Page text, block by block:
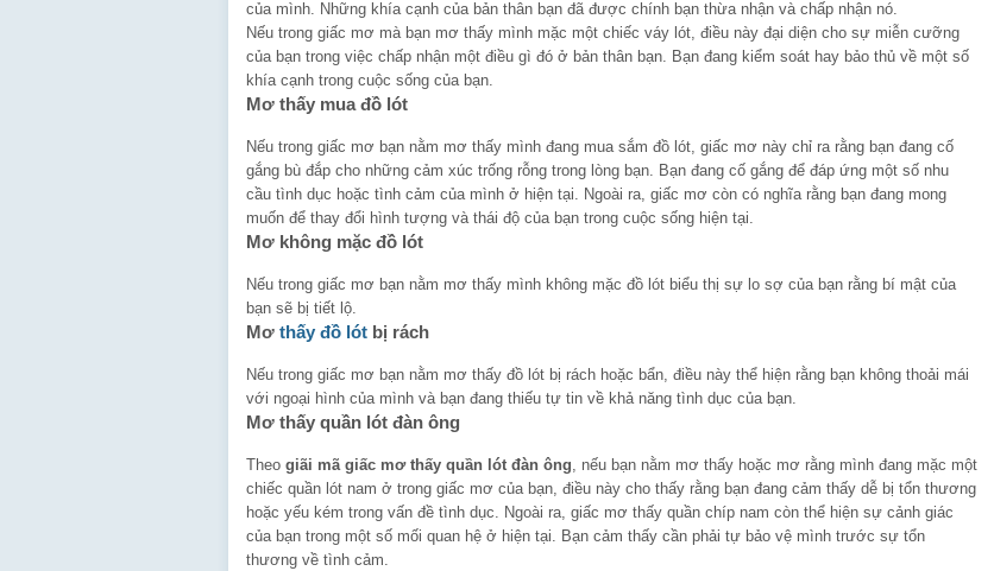
của mình. Những khía cạnh của bản thân bạn đã được chính bạn thừa nhận và chấp nhận nó.
Nếu trong giấc mơ mà bạn mơ thấy mình mặc một chiếc váy lót, điều này đại diện cho sự miễn cưỡng
của bạn trong việc chấp nhận một điều gì đó ở bản thân bạn. Bạn đang kiểm soát hay bảo thủ về một số
khía cạnh trong cuộc sống của bạn.
Mơ thấy mua đồ lót
Nếu trong giấc mơ bạn nằm mơ thấy mình đang mua sắm đồ lót, giấc mơ này chỉ ra rằng bạn đang cố
gắng bù đắp cho những cảm xúc trống rỗng trong lòng bạn. Bạn đang cố gắng để đáp ứng một số nhu
cầu tình dục hoặc tình cảm của mình ở hiện tại. Ngoài ra, giấc mơ còn có nghĩa rằng bạn đang mong
muốn để thay đổi hình tượng và thái độ của bạn trong cuộc sống hiện tại.
Mơ không mặc đồ lót
Nếu trong giấc mơ bạn nằm mơ thấy mình không mặc đồ lót biểu thị sự lo sợ của bạn rằng bí mật của
bạn sẽ bị tiết lộ.
Mơ thấy đồ lót bị rách
Nếu trong giấc mơ bạn nằm mơ thấy đồ lót bị rách hoặc bẩn, điều này thể hiện rằng bạn không thoải mái
với ngoại hình của mình và bạn đang thiếu tự tin về khả năng tình dục của bạn.
Mơ thấy quần lót đàn ông
Theo giãi mã giấc mơ thấy quần lót đàn ông , nếu bạn nằm mơ thấy hoặc mơ rằng mình đang mặc một
chiếc quần lót nam ở trong giấc mơ của bạn, điều này cho thấy rằng bạn đang cảm thấy dễ bị tổn thương
hoặc yếu kém trong vấn đề tình dục. Ngoài ra, giấc mơ thấy quần chíp nam còn thể hiện sự cảnh giác
của bạn trong một số mối quan hệ ở hiện tại. Bạn cảm thấy cần phải tự bảo vệ mình trước sự tổn
thương về tình cảm.